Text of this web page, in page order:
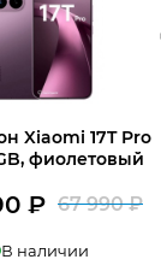
Xiaomi 17T Pro
фиолетовый
67 990₽
₽
В наличии